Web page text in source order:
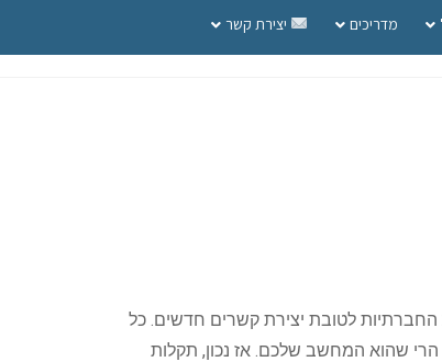
מדריכים יצירת קשר
לטובת יצירת קשרים חדשים. כל
שהוא המחשב שלכם. אז נכון, תקלות